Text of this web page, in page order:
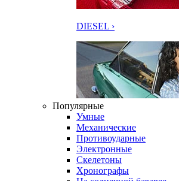
DIESEL ›
Популярные
Умные
Механические
Противоударные
Электронные
Скелетоны
Хронографы